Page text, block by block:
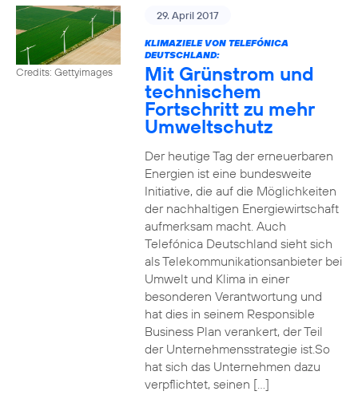
Credits: Gettyimages
29. April 2017
KLIMAZIELE VON TELEFÓNICA
DEUTSCHLAND:
Mit Grünstrom und
technischem
Fortschritt zu mehr
Umweltschutz
Der heutige Tag der erneuerbaren
Energien ist eine bundesweite
Initiative, die auf die Möglichkeiten
der nachhaltigen Energiewirtschaft
aufmerksam macht. Auch
Telefónica Deutschland sieht sich
als Telekommunikationsanbieter bei
Umwelt und Klima in einer
besonderen Verantwortung und
hat dies in seinem Responsible
Business Plan verankert, der Teil
der Unternehmensstrategie ist.So
hat sich das Unternehmen dazu
verpflichtet, seinen […]